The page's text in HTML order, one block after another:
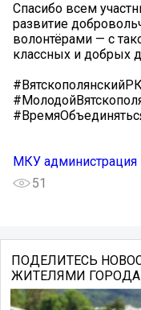
Спасибо всем
развитие
волонтёрами — с
классных и добрых
МКУ администрация
51
ПОДЕЛИТЕСЬ
ЖИТЕЛЯМИ ГОРОДА